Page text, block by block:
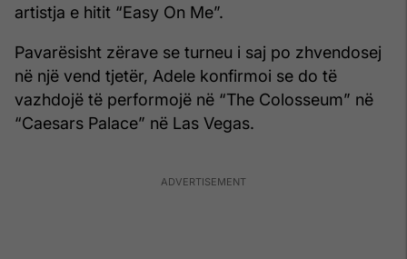
artistja e hitit “Easy On Me”.
Pavarësisht zërave se turneu i saj po zhvendosej
në një vend tjetër, Adele konfirmoi se do të
vazhdojë të performojë në “The Colosseum” në
“Caesars Palace” në Las Vegas.